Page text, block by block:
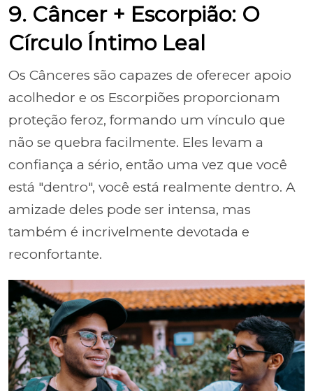
9. Câncer + Escorpião: O
Círculo Íntimo Leal
Os Cânceres são capazes de oferecer apoio
acolhedor e os Escorpiões proporcionam
proteção feroz, formando um vínculo que
não se quebra facilmente. Eles levam a
confiança a sério, então uma vez que você
está "dentro", você está realmente dentro. A
amizade deles pode ser intensa, mas
também é incrivelmente devotada e
reconfortante.